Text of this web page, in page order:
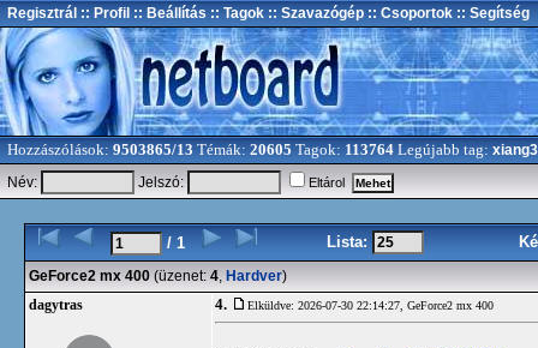
Regisztrál :: Profil :: Beállítás :: Tagok :: Szavazógép :: Csoportok :: Segítség
Hozzászólások: 9503865/13 Témák: 20605 Tagok: 113764 Legújabb tag:
Név:
Jelszó: Eltárol
/ 1 Lista:
GeForce2 mx 400 (üzenet: 4, Hardver)
dagytras 4. Elküldve: 2026-07-30 22:14:27, GeForce2 mx 400